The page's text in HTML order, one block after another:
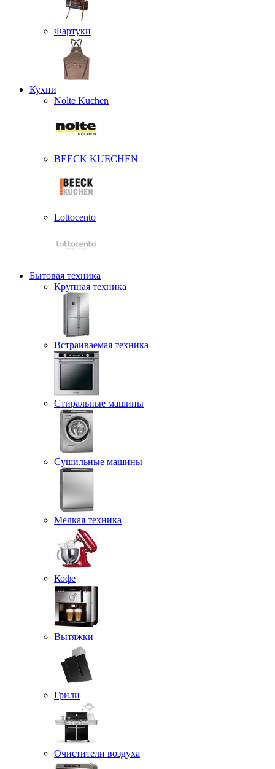
Фартуки
Кухни
Nolte Kuchen
BEECK KUECHEN
Lottocento
Бытовая техника
Крупная техника
Встраиваемая техника
Стиральные машины
Сушильные машины
Мелкая техника
Кофе
Вытяжки
Грили
Очистители воздуха